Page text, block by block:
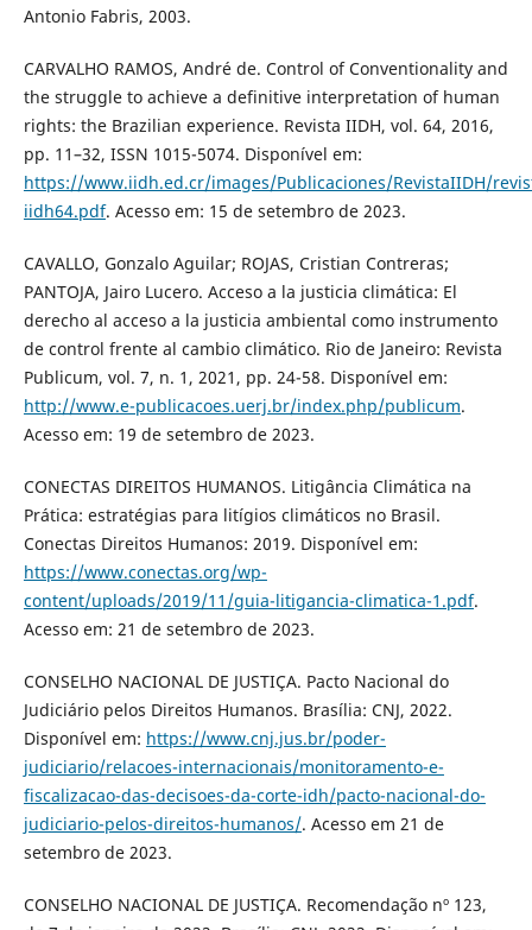
Antonio Fabris, 2003.
CARVALHO RAMOS, André de. Control of Conventionality and
the struggle to achieve a definitive interpretation of human
rights: the Brazilian experience. Revista IIDH, vol. 64, 2016,
pp. 11–32, ISSN 1015-5074. Disponível em:
https://www.iidh.ed.cr/images/Publicaciones/RevistaIIDH/
iidh64.pdf. Acesso em: 15 de setembro de 2023.
CAVALLO, Gonzalo Aguilar; ROJAS, Cristian Contreras;
PANTOJA, Jairo Lucero. Acceso a la justicia climática: El
derecho al acceso a la justicia ambiental como instrumento
de control frente al cambio climático. Rio de Janeiro: Revista
Publicum, vol. 7, n. 1, 2021, pp. 24-58. Disponível em:
http://www.e-publicacoes.uerj.br/index.php/publicum.
Acesso em: 19 de setembro de 2023.
CONECTAS DIREITOS HUMANOS. Litigância Climática na
Prática: estratégias para litígios climáticos no Brasil.
Conectas Direitos Humanos: 2019. Disponível em:
https://www.conectas.org/wp-
content/uploads/2019/11/guia-litigancia-climatica-1.pdf.
Acesso em: 21 de setembro de 2023.
CONSELHO NACIONAL DE JUSTIÇA. Pacto Nacional do
Judiciário pelos Direitos Humanos. Brasília: CNJ, 2022.
Disponível em: https://www.cnj.jus.br/poder-
judiciario/relacoes-internacionais/monitoramento-e-
fiscalizacao-das-decisoes-da-corte-idh/pacto-nacional-do-
judiciario-pelos-direitos-humanos/. Acesso em 21 de
setembro de 2023.
CONSELHO NACIONAL DE JUSTIÇA. Recomendação nº 123,